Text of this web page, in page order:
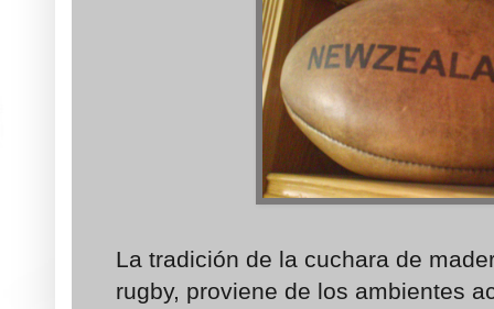
La tradición de la cuchara de
rugby, proviene de los ambientes